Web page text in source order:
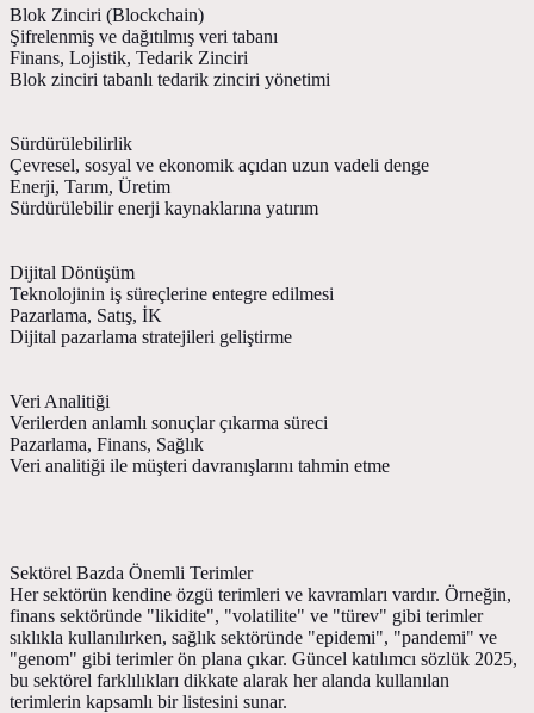
Blok Zinciri (Blockchain)
Şifrelenmiş ve dağıtılmış veri tabanı
Finans, Lojistik, Tedarik Zinciri
Blok zinciri tabanlı tedarik zinciri yönetimi
Sürdürülebilirlik
Çevresel, sosyal ve ekonomik açıdan uzun vadeli denge
Enerji, Tarım, Üretim
Sürdürülebilir enerji kaynaklarına yatırım
Dijital Dönüşüm
Teknolojinin iş süreçlerine entegre edilmesi
Pazarlama, Satış, İK
Dijital pazarlama stratejileri geliştirme
Veri Analitiği
Verilerden anlamlı sonuçlar çıkarma süreci
Pazarlama, Finans, Sağlık
Veri analitiği ile müşteri davranışlarını tahmin etme
Sektörel Bazda Önemli Terimler
Her sektörün kendine özgü terimleri ve kavramları vardır. Örneğin,
finans sektöründe "likidite", "volatilite" ve "türev" gibi terimler
sıklıkla kullanılırken, sağlık sektöründe "epidemi", "pandemi" ve
"genom" gibi terimler ön plana çıkar. Güncel katılımcı sözlük 2025,
bu sektörel farklılıkları dikkate alarak her alanda kullanılan
terimlerin kapsamlı bir listesini sunar.